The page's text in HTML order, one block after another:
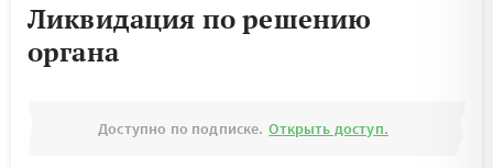
Ликвидация по решению
органа
Доступно по подписке. Открыть доступ.